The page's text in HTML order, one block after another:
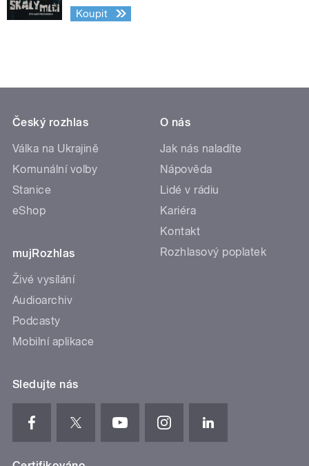
Koupit
Český rozhlas
Válka na Ukrajině
Komunální volby
Stanice
eShop
mujRozhlas
Živé vysílání
Audioarchiv
Podcasty
Mobilní aplikace
O nás
Jak nás naladíte
Nápověda
Lidé v rádiu
Kariéra
Kontakt
Rozhlasový poplatek
Sledujte nás